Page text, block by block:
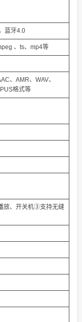
蓝牙4.0
、ts、mp4等
、AMR、WAV、
格式等
放、开关机③支持无缝